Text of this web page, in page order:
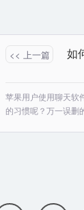
<< 上一篇
苹果用户使用聊天软
的习惯呢？万一误